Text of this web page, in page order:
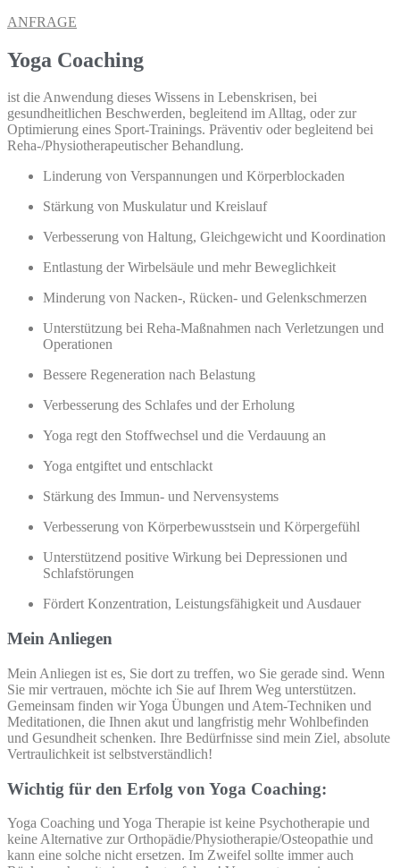
ANFRAGE
Yoga Coaching
ist die Anwendung dieses Wissens in Lebenskrisen, bei
gesundheitlichen Beschwerden, begleitend im Alltag, oder zur
Optimierung eines Sport-Trainings. Präventiv oder begleitend bei
Reha-/Physiotherapeutischer Behandlung.
Linderung von Verspannungen und Körperblockaden
Stärkung von Muskulatur und Kreislauf
Verbesserung von Haltung, Gleichgewicht und Koordination
Entlastung der Wirbelsäule und mehr Beweglichkeit
Minderung von Nacken-, Rücken- und Gelenkschmerzen
Unterstützung bei Reha-Maßnahmen nach Verletzungen und
Operationen
Bessere Regeneration nach Belastung
Verbesserung des Schlafes und der Erholung
Yoga regt den Stoffwechsel und die Verdauung an
Yoga entgiftet und entschlackt
Stärkung des Immun- und Nervensystems
Verbesserung von Körperbewusstsein und Körpergefühl
Unterstützend positive Wirkung bei Depressionen und
Schlafstörungen
Fördert Konzentration, Leistungsfähigkeit und Ausdauer
Mein Anliegen
Mein Anliegen ist es, Sie dort zu treffen, wo Sie gerade sind. Wenn
Sie mir vertrauen, möchte ich Sie auf Ihrem Weg unterstützen.
Gemeinsam finden wir Yoga Übungen und Atem-Techniken und
Meditationen, die Ihnen akut und langfristig mehr Wohlbefinden
und Gesundheit schenken. Ihre Bedürfnisse sind mein Ziel, absolute
Vertraulichkeit ist selbstverständlich!
Wichtig für den Erfolg von Yoga Coaching:
Yoga Coaching und Yoga Therapie ist keine Psychotherapie und
keine Alternative zur Orthopädie/Physiotherapie/Osteopathie und
kann eine solche nicht ersetzen. Im Zweifel sollte immer auch